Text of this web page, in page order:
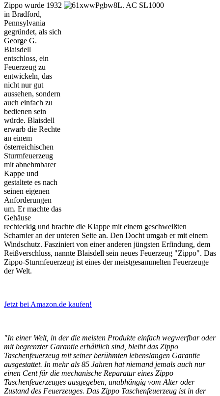
Zippo wurde 1932
in Bradford,
Pennsylvania
gegründet, als sich
George G.
Blaisdell
entschloss, ein
Feuerzeug zu
entwickeln, das
nicht nur gut
aussehen, sondern
auch einfach zu
bedienen sein
würde. Blaisdell
erwarb die Rechte
an einem
österreichischen
Sturmfeuerzeug
mit abnehmbarer
Kappe und
gestaltete es nach
seinen eigenen
Anforderungen
um. Er machte das
Gehäuse
rechteckig und brachte die Klappe mit einem geschweißten
Scharnier an der unteren Seite an. Den Docht umgab er mit einem
Windschutz. Fasziniert von einer anderen jüngsten Erfindung, dem
Reißverschluss, nannte Blaisdell sein neues Feuerzeug "Zippo". Das
Zippo-Sturmfeuerzeug ist eines der meistgesammelten Feuerzeuge
der Welt.
Jetzt bei Amazon.de kaufen!
"In einer Welt, in der die meisten Produkte einfach wegwerfbar oder
mit begrenzter Garantie erhältlich sind, bleibt das Zippo
Taschenfeuerzeug mit seiner berühmten lebenslangen Garantie
ausgestattet. In mehr als 85 Jahren hat niemand jemals auch nur
einen Cent für die mechanische Reparatur eines Zippo
Taschenfeuerzeuges ausgegeben, unabhängig vom Alter oder
Zustand des Feuerzeuges. Das Zippo Taschenfeuerzeug ist in der